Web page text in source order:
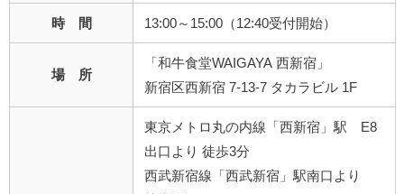
時 間 13:00～15:00（12:40受付開始）
場 所
「和牛食堂WAIGAYA 西新宿」
新宿区西新宿 7-13-7 タカラビル 1F
東京メトロ丸の内線「西新宿」駅 E8
出口より 徒歩3分
西武新宿線「西武新宿」駅南口より